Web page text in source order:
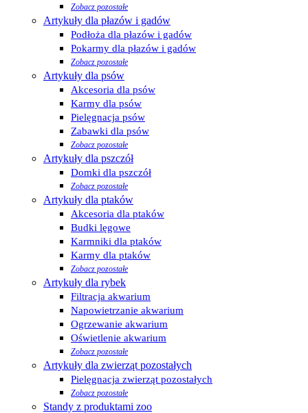
Zobacz pozostałe
Artykuły dla płazów i gadów
Podłoża dla płazów i gadów
Pokarmy dla płazów i gadów
Zobacz pozostałe
Artykuły dla psów
Akcesoria dla psów
Karmy dla psów
Pielęgnacja psów
Zabawki dla psów
Zobacz pozostałe
Artykuły dla pszczół
Domki dla pszczół
Zobacz pozostałe
Artykuły dla ptaków
Akcesoria dla ptaków
Budki lęgowe
Karmniki dla ptaków
Karmy dla ptaków
Zobacz pozostałe
Artykuły dla rybek
Filtracja akwarium
Napowietrzanie akwarium
Ogrzewanie akwarium
Oświetlenie akwarium
Zobacz pozostałe
Artykuły dla zwierząt pozostałych
Pielęgnacja zwierząt pozostałych
Zobacz pozostałe
Standy z produktami zoo